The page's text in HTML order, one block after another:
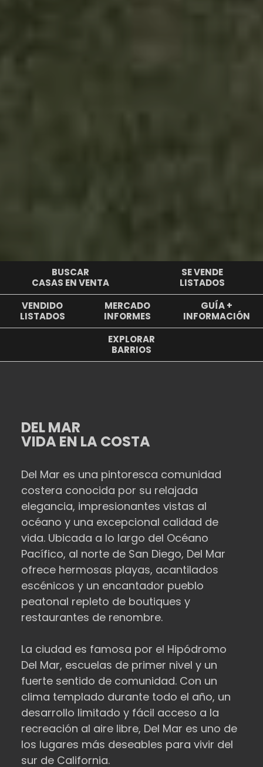
BUSCAR
CASAS EN VENTA
SE VENDE
LISTADOS
VENDIDO
LISTADOS
MERCADO
INFORMES
GUÍA +
INFORMACIÓN
EXPLORAR
BARRIOS
DEL MAR
VIDA EN LA COSTA
Del Mar es una pintoresca comunidad
costera conocida por su relajada
elegancia, impresionantes vistas al
océano y una excepcional calidad de
vida. Ubicada a lo largo del Océano
Pacífico, al norte de San Diego, Del Mar
ofrece hermosas playas, acantilados
escénicos y un encantador pueblo
peatonal repleto de boutiques y
restaurantes de renombre.
La ciudad es famosa por el Hipódromo
Del Mar, escuelas de primer nivel y un
fuerte sentido de comunidad. Con un
clima templado durante todo el año, un
desarrollo limitado y fácil acceso a la
recreación al aire libre, Del Mar es uno de
los lugares más deseables para vivir del
sur de California.